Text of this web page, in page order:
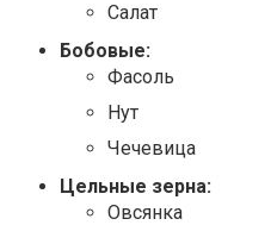
Салат
Бобовые:
Фасоль
Нут
Чечевица
Цельные зерна:
Овсянка